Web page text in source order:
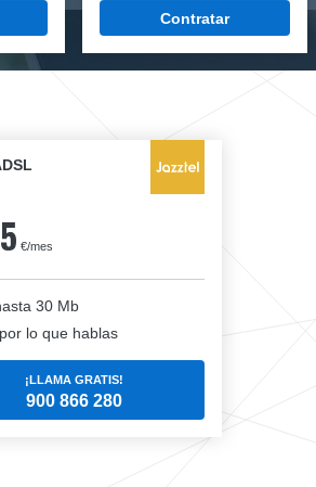
Contratar
€/mes
30 Mb
lo que hablas
¡LLAMA GRATIS!
900 866 280